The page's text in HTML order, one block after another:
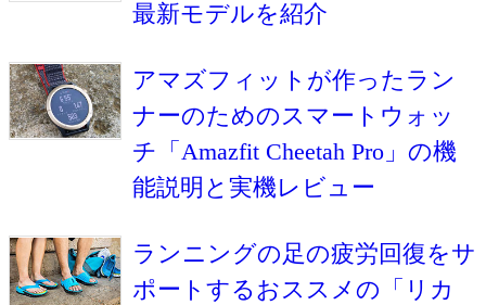
最新モデルを紹介
アマズフィットが作ったラン
ナーのためのスマートウォッ
チ「Amazfit Cheetah Pro」の機
能説明と実機レビュー
ランニングの足の疲労回復をサ
ポートするおススメの「リカ